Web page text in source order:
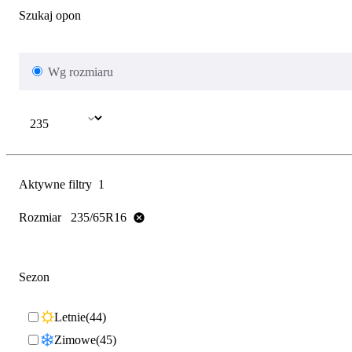
Szukaj opon
Wg rozmiaru
Aktywne filtry 1
Rozmiar 235/65R16
Sezon
Letnie 44
Zimowe 45